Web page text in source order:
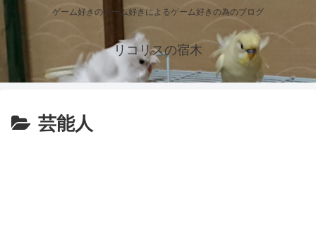
ゲーム好きのゲーム好きによるゲーム好きの為のブログ
リコリスの宿木
芸能人